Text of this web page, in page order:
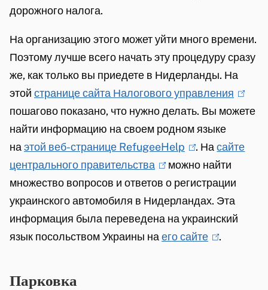
дорожного налога.
На организацию этого может уйти много времени.
Поэтому лучше всего начать эту процедуру сразу
же, как только вы приедете в Нидерланды. На
этой странице сайта Налогового управления
l
n
i
s
e
пошагово показано, что нужно делать. Вы можете
найти информацию на своем родном языке
наэтой веб-странице RefugeeHelp
l
i
n
k
i
. Насайте
центрального правительства
l
i
n
k
можно найти
множество вопросов и ответов о регистрации
украинского автомобиля в Нидерландах. Эта
информация была переведена на украинский
язык посольством Украины наего сайте .
Парковка